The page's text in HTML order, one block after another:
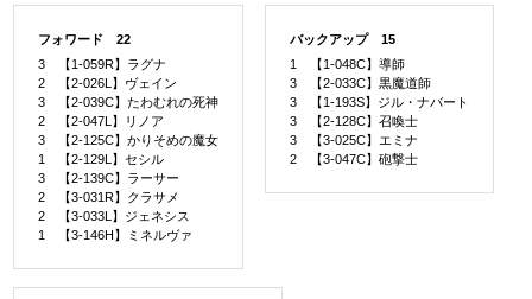
フォワード 22
3 【1-059R】ラグナ
2 【2-026L】ヴェイン
3 【2-039C】たわむれの死神
2 【2-047L】リノア
3 【2-125C】かりそめの魔女
1 【2-129L】セシル
3 【2-139C】ラーサー
2 【3-031R】クラサメ
2 【3-033L】ジェネシス
1 【3-146H】ミネルヴァ
バックアップ 15
1 【1-048C】導師
3 【2-033C】黒魔道師
3 【1-193S】ジル・ナバート
3 【2-128C】召喚士
3 【3-025C】エミナ
2 【3-047C】砲撃士